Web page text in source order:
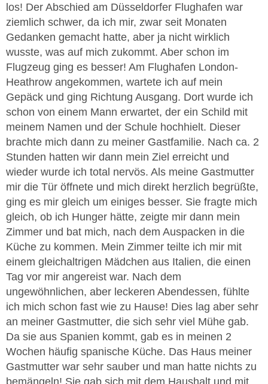
los! Der Abschied am Düsseldorfer Flughafen war
ziemlich schwer, da ich mir, zwar seit Monaten
Gedanken gemacht hatte, aber ja nicht wirklich
wusste, was auf mich zukommt. Aber schon im
Flugzeug ging es besser! Am Flughafen London-
Heathrow angekommen, wartete ich auf mein
Gepäck und ging Richtung Ausgang. Dort wurde ich
schon von einem Mann erwartet, der ein Schild mit
meinem Namen und der Schule hochhielt. Dieser
brachte mich dann zu meiner Gastfamilie. Nach ca. 2
Stunden hatten wir dann mein Ziel erreicht und
wieder wurde ich total nervös. Als meine Gastmutter
mir die Tür öffnete und mich direkt herzlich begrüßte,
ging es mir gleich um einiges besser. Sie fragte mich
gleich, ob ich Hunger hätte, zeigte mir dann mein
Zimmer und bat mich, nach dem Auspacken in die
Küche zu kommen. Mein Zimmer teilte ich mir mit
einem gleichaltrigen Mädchen aus Italien, die einen
Tag vor mir angereist war. Nach dem
ungewöhnlichen, aber leckeren Abendessen, fühlte
ich mich schon fast wie zu Hause! Dies lag aber sehr
an meiner Gastmutter, die sich sehr viel Mühe gab.
Da sie aus Spanien kommt, gab es in meinen 2
Wochen häufig spanische Küche. Das Haus meiner
Gastmutter war sehr sauber und man hatte nichts zu